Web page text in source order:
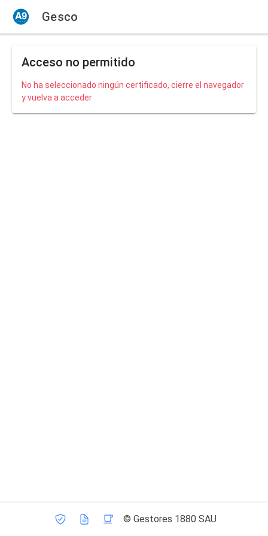
Gesco
Acceso no permitido
No ha seleccionado ningún certificado, cierre el navegador
y vuelva a acceder
© Gestores 1880 SAU